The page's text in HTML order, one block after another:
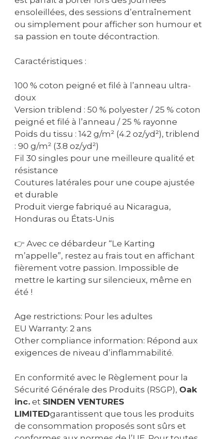
ensoleillées, des sessions d’entraînement
ou simplement pour afficher son humour et
sa passion en toute décontraction.
Caractéristiques :
100 % coton peigné et filé à l’anneau ultra-
doux
Version triblend : 50 % polyester / 25 % coton
peigné et filé à l’anneau / 25 % rayonne
Poids du tissu : 142 g/m² (4.2 oz/yd²), triblend
: 90 g/m² (3.8 oz/yd²)
Fil 30 singles pour une meilleure qualité et
résistance
Coutures latérales pour une coupe ajustée
et durable
Produit vierge fabriqué au Nicaragua,
Honduras ou États-Unis
👉 Avec ce débardeur “Le Karting
m’appelle”, restez au frais tout en affichant
fièrement votre passion. Impossible de
mettre le karting sur silencieux, même en
été !
Age restrictions: Pour les adultes
EU Warranty: 2 ans
Other compliance information: Répond aux
exigences de niveau d’inflammabilité.
En conformité avec le Règlement pour la
Sécurité Générale des Produits (RSGP), Oak
inc. et SINDEN VENTURES
LIMITEDgarantissent que tous les produits
de consommation proposés sont sûrs et